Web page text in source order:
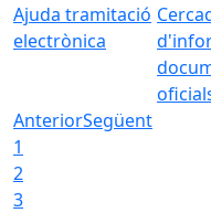
Ajuda tramitació
electrònica
AnteriorSegüent
1
2
3